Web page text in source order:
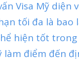
Visa Mỹ diện
tối đa là bao
hiện tốt trong
làm điểm đến